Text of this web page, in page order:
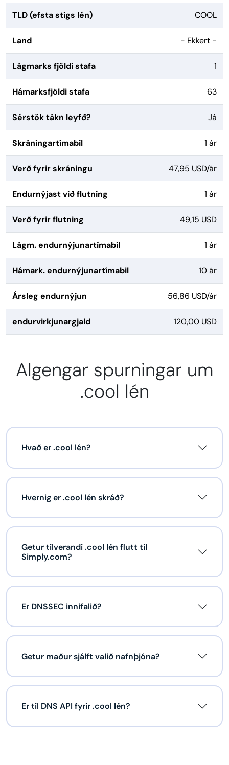
TLD (efsta stigs lén) COOL
Land - Ekkert -
Lágmarks fjöldi stafa 1
Hámarksfjöldi stafa 63
Sérstök tákn leyfð? Já
Skráningartímabil 1 ár
Verð fyrir skráningu 47,95 USD/ár
Endurnýjast við flutning 1 ár
Verð fyrir flutning 49,15 USD
Lágm. endurnýjunartímabil 1 ár
Hámark. endurnýjunartímabil 10 ár
Ársleg endurnýjun 56,86 USD/ár
endurvirkjunargjald 120,00 USD
Algengar spurningar um
.cool lén
Hvað er .cool lén?
Hvernig er .cool lén skráð?
Getur tilverandi .cool lén flutt til
Simply.com?
Er DNSSEC innifalið?
Getur maður sjálft valið nafnþjóna?
Er til DNS API fyrir .cool lén?